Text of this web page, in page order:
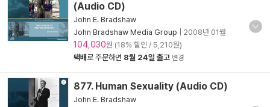
(Audio CD)
John E. Bradshaw
John Bradshaw Media Group
2008년 01월
104,030원 (18% 할인 / 5,210원)
택배로 주문하면 8월 24일 출고 변경
877. Human Sexuality (Audio CD)
John E. Bradshaw